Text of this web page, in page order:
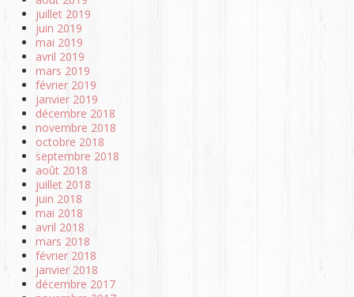
juillet 2019
juin 2019
mai 2019
avril 2019
mars 2019
février 2019
janvier 2019
décembre 2018
novembre 2018
octobre 2018
septembre 2018
août 2018
juillet 2018
juin 2018
mai 2018
avril 2018
mars 2018
février 2018
janvier 2018
décembre 2017